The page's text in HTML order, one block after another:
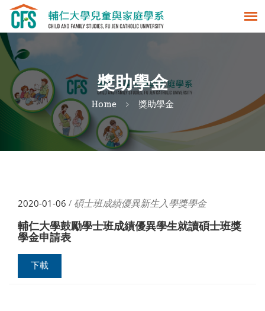
獎助學金
Home 獎助學金
2020-01-06 / 碩士班成績優異新生入學獎學金
輔仁大學鼓勵學士班成績優異學生就讀碩士班獎
學金申請表
下載